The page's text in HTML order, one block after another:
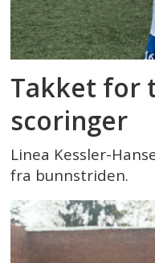
Takket for
scoringer
Linea Kessler-
fra bunnstriden.